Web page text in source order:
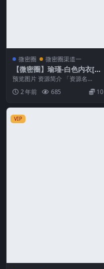
微密圈 微密圈渠道一
【微密圈】瑜瑾-白色内衣[15
P-23M]
预览图片 资源简介 「资源名
称」：【微密圈】瑜瑾-白色内衣
[15P-23M]「版...
2 年前 685 10
VIP